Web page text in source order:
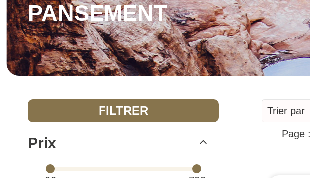
PANSEMENT
FILTRER
Prix
Trier par
Page :